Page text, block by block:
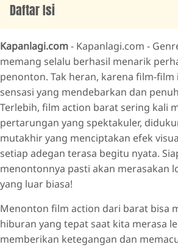
Daftar Isi
TENET
ZACK SNYDER: JUSTICE LEAGUE
SPIDERMAN: NO WAY HOME
READY PLAYER ONE
NO TIME TO DIE
MISSION IMPOSSIBLE FALLOUT
INCEPTION
TOP GUN: MAVERICK
UNCHARTED
THE NORTHMAN
Kapanlagi.com- Kapanlagi.com -
memang selalu berhasil menarik
penonton. Tak heran, karena film-
sensasi yang mendebarkan dan
Terlebih, film action barat sering kali
pertarungan yang spektakuler,
mutakhir yang menciptakan efek
setiap adegan terasa begitu nyata.
menontonnya pasti akan merasakan
yang luar biasa!
Menonton film action dari barat bisa
hiburan yang tepat saat kita merasa
memberikan ketegangan dan